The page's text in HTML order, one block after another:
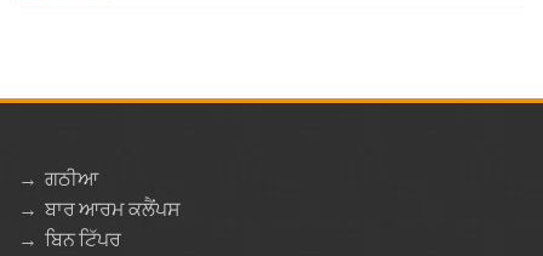
→ ਗਠੀਆ
→ ਬਾਰ ਆਰਮ ਕਲੈਂਪਸ
→ ਬਿਨ ਟਿੱਪਰ